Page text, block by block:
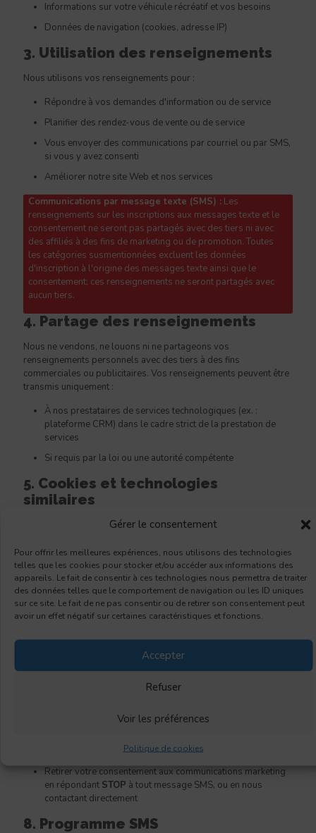
Gérer le consentement
Pour offrir les meilleures expériences, nous utilisons des technologies
telles que les cookies pour stocker et/ou accéder aux informations des
appareils. Le fait de consentir à ces technologies nous permettra de traiter
des données telles que le comportement de navigation ou les ID uniques
sur ce site. Le fait de ne pas consentir ou de retirer son consentement peut
avoir un effet négatif sur certaines caractéristiques et fonctions.
Accepter
Refuser
Voir les préférences
Politique de cookies
Informations sur votre véhicule récréatif et vos besoins
Données de navigation (cookies, adresse IP)
3. Utilisation des renseignements
Nous utilisons vos renseignements pour :
Répondre à vos demandes d'information ou de service
Planifier des rendez-vous de vente ou de service
Vous envoyer des communications par courriel ou par SMS,
si vous y avez consenti
Améliorer notre site Web et nos services
Communications par message texte (SMS) : Les
renseignements sur les inscriptions aux messages texte et le
consentement ne seront pas partagés avec des tiers ni avec
des affiliés à des fins de marketing ou de promotion. Toutes
les catégories susmentionnées excluent les données
d'inscription à l'origine des messages texte ainsi que le
consentement; ces renseignements ne seront partagés avec
aucun tiers.
4. Partage des renseignements
Nous ne vendons, ne louons ni ne partageons vos
renseignements personnels avec des tiers à des fins
commerciales ou publicitaires. Vos renseignements peuvent être
transmis uniquement :
À nos prestataires de services technologiques (ex. :
plateforme CRM) dans le cadre strict de la prestation de
services
Si requis par la loi ou une autorité compétente
5. Cookies et technologies
similaires
Notre site utilise des cookies pour améliorer votre expérience de
cookies via la bannière de consentement affichée lors de votre
visite. Consultez notrePolitique de cookiespour plus de détails.
6. Sécurité
Nous mettons en place des mesures raisonnables de sécurité
renseignements personnels contre tout accès non autorisé,
Demander la correction ou la suppression de vos données
Retirer votre consentement aux communications marketing
en répondant STOP à tout message SMS, ou en nous
contactant directement
8. Programme SMS